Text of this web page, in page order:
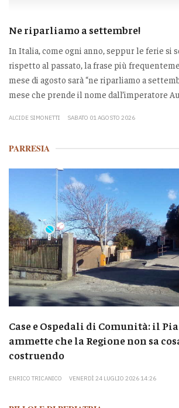
Ne riparliamo a settembre!
In Italia, come ogni anno, seppur le ferie si
rispetto al passato, la frase più
mese di agosto sarà “ne riparliamo a
mese che prende il nome dall’imperatore
ALCIDE SIMONETTI SABATO 01 AGOSTO 2026
PARRESIA
Case e Ospedali di Comunità: il
ammette che la Regione non sa
costruendo
ENRICO TRICANICO VENERDÌ 24 LUGLIO 2026 14:26